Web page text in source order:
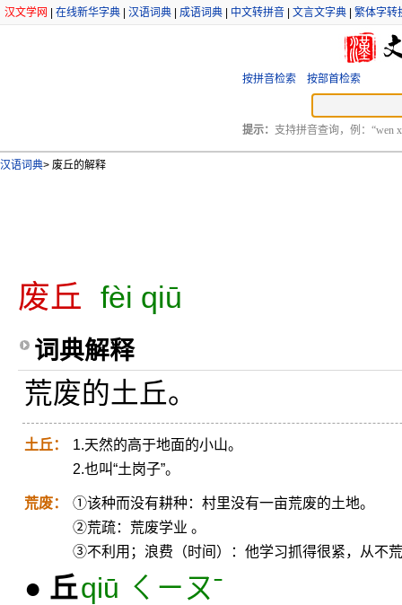
汉文学网 在线新华字典 汉语词典 成语词典 中文转拼音 文言文字典 繁体字转
按拼音检索 按部首检索
提示： 支持拼音查询，例：“wen
汉语词典> 废丘的解释
废丘 fèi qiū
词典解释
荒废的土丘。
土丘：
1.天然的高于地面的小山。
2.也叫“土岗子”。
荒废：
①该种而没有耕种：村里没有一亩荒废的土地。
②荒疏：荒废学业 。
③不利用；浪费（时间）：他学习抓得很紧，从不
● 丘qiū ㄑㄧㄡˉ